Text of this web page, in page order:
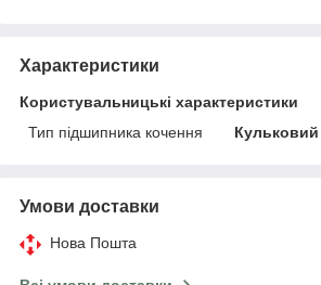
Характеристики
Користувальницькі характеристики
Тип підшипника кочення
Кульковий
Умови доставки
Нова Пошта